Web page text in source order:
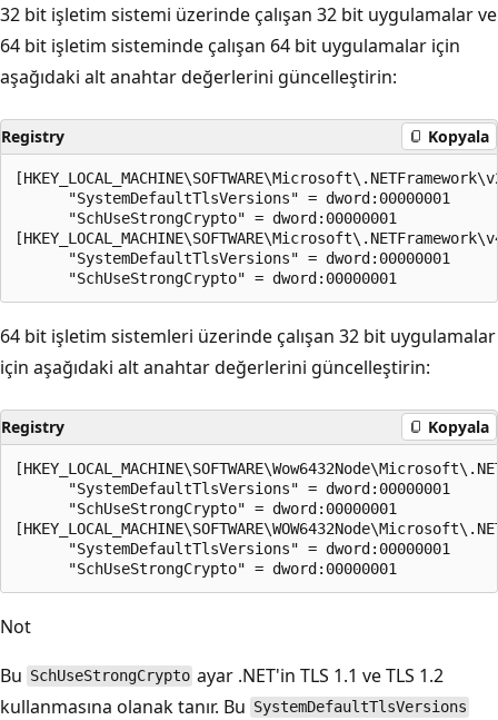
32 bit işletim sistemi üzerinde çalışan 32 bit uygulamalar ve
64 bit işletim sisteminde çalışan 64 bit uygulamalar için
aşağıdaki alt anahtar değerlerini güncelleştirin:
Registry Kopyala
      "SystemDefaultTlsVersions" = dword:00000001
      "SchUseStrongCrypto" = dword:00000001
      "SystemDefaultTlsVersions" = dword:00000001
64 bit işletim sistemleri üzerinde çalışan 32 bit uygulamalar
için aşağıdaki alt anahtar değerlerini güncelleştirin:
Registry Kopyala
      "SystemDefaultTlsVersions" = dword:00000001
      "SchUseStrongCrypto" = dword:00000001
      "SystemDefaultTlsVersions" = dword:00000001
Not
Bu SchUseStrongCrypto ayar .NET'in TLS 1.1 ve TLS 1.2
kullanmasına olanak tanır. Bu SystemDefaultTlsVersions